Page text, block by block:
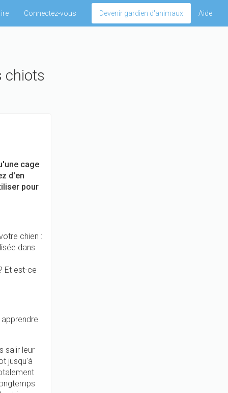
Connectez-vous Devenir gardien d'animaux Aide
chiots
cage
d'en
pour
chien :
dans
Et est-ce
salir leur
jusqu'à